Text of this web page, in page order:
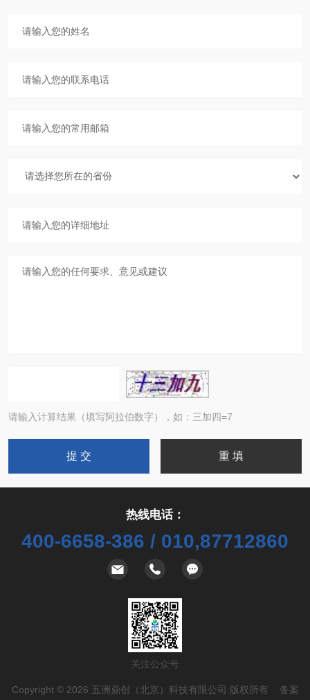
请输入计算结果（填写阿拉伯数字），如：三加四=7
热线电话：
400-6658-386 / 010,87712860
关注公众号
Copyright © 2026 五洲鼎创（北京）科技有限公司 版权所有 备案